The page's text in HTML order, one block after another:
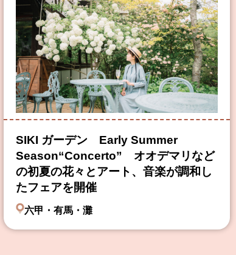
SIKI ガーデン Early Summer
Season“Concerto” オオデマリなど
の初夏の花々とアート、音楽が調和し
たフェアを開催
六甲・有馬・灘